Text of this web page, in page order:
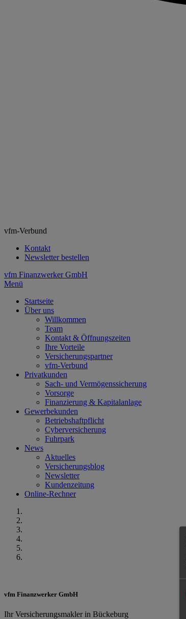
vfm-Verbund
Kontakt
Newsletter bestellen
vfm Finanzwerker GmbH
Menü
Startseite
Über uns
Willkommen
Team
Kontakt & Öffnungszeiten
Ihre Vorteile
Versicherungspartner
vfm-Verbund
Privatkunden
Sach- und Vermögenssicherung
Vorsorge
Finanzierung & Kapitalanlage
Gewerbekunden
Betriebshaftpflicht
Cyberversicherung
Fuhrpark
News
Aktuelles
Versicherungsblog
Newsletter
Kundenzeitung
Online-Rechner
vfm Finanzwerker GmbH
Ihr Versicherungsmakler in Bückeburg